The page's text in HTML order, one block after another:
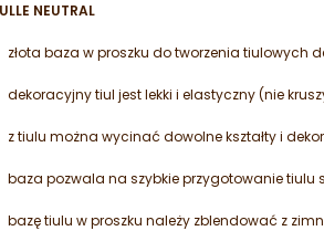
NEUTRAL
złota baza w proszku do tworzenia tiulowych
dekoracyjny tiul jest lekki i elastyczny (nie
z tiulu można wycinać dowolne kształty i
baza pozwala na szybkie przygotowanie tiulu
bazę tiulu w proszku należy zblendować z